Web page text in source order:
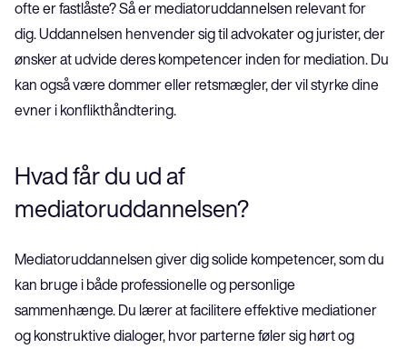
ofte er fastlåste? Så er mediatoruddannelsen relevant for
dig. Uddannelsen henvender sig til advokater og jurister, der
ønsker at udvide deres kompetencer inden for mediation. Du
kan også være dommer eller retsmægler, der vil styrke dine
evner i konflikthåndtering.
Hvad får du ud af
mediatoruddannelsen?
Mediatoruddannelsen giver dig solide kompetencer, som du
kan bruge i både professionelle og personlige
sammenhænge. Du lærer at facilitere effektive mediationer
og konstruktive dialoger, hvor parterne føler sig hørt og